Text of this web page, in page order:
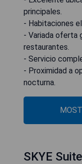
principales.
- Habitaciones
- Variada oferta
restaurantes.
- Servicio
- Proximidad a
nocturna.
SKYE